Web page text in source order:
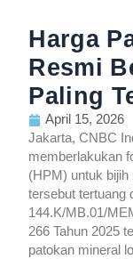
Harga
Resmi
Paling
April 15, 2026
Jakarta, CNBC
memberlakukan
(HPM) untuk bijih
tersebut tertuang
144.K/MB.01/
266 Tahun 2025
patokan mineral